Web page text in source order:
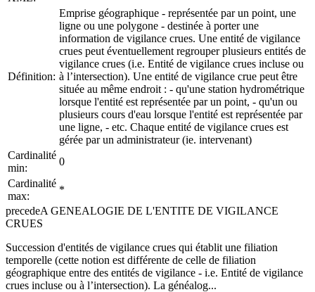
Définition:
Emprise géographique - représentée par un point, une
ligne ou une polygone - destinée à porter une
information de vigilance crues. Une entité de vigilance
crues peut éventuellement regrouper plusieurs entités de
vigilance crues (i.e. Entité de vigilance crues incluse ou
à l’intersection). Une entité de vigilance crue peut être
située au même endroit : - qu'une station hydrométrique
lorsque l'entité est représentée par un point, - qu'un ou
plusieurs cours d'eau lorsque l'entité est représentée par
une ligne, - etc. Chaque entité de vigilance crues est
gérée par un administrateur (ie. intervenant)
Cardinalité
min:
0
Cardinalité
max:
*
precedeA GENEALOGIE DE L'ENTITE DE VIGILANCE
CRUES
Succession d'entités de vigilance crues qui établit une filiation
temporelle (cette notion est différente de celle de filiation
géographique entre des entités de vigilance - i.e. Entité de vigilance
crues incluse ou à l’intersection). La généalog...